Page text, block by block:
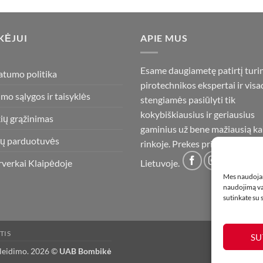
Mes
naudojimą
sutinkate su
chosen
the
product
options
chosen
on
the
product
page
politika
sąlygos ir taisyklės
grąžinimas
parduotuvės
Klaipėdoje
APIE MUS
Esame daugiametę patirtį
pirotechnikos ekspertai ir
stengiamės pasiūlyti tik
kokybiškiausius ir geriausius
gaminius už bene mažiausią
rinkoje. Prekes pristatome
Lietuvoje.
2026 © UAB Bombikė